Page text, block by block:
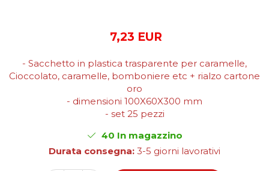
Scatole per Caramelle e Dolci
Tavoletta
Scatole per Confezioni Regalo
Scatole per Macarons e Praline
Scatole con Cassetto e Inserto per 4
Scatole Medie e Grandi per 10–40
7,23 EUR
- Sacchetto in plastica trasparente per caramelle,
Cioccolato, caramelle, bomboniere etc + rialzo cartone
oro
- dimensioni 100X60X300 mm
- set 25 pezzi
40 In magazzino
Durata consegna: 3-5 giorni lavorativi